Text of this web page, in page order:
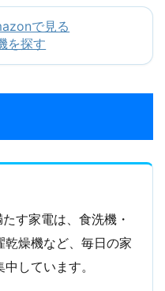
で見る
を探す
す家電は、食洗機・
乾燥機など、毎日の家
しています。